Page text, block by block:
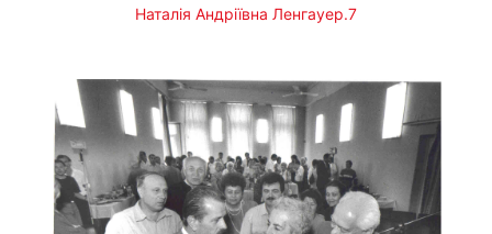
Наталія Андріївна Ленгауер.7